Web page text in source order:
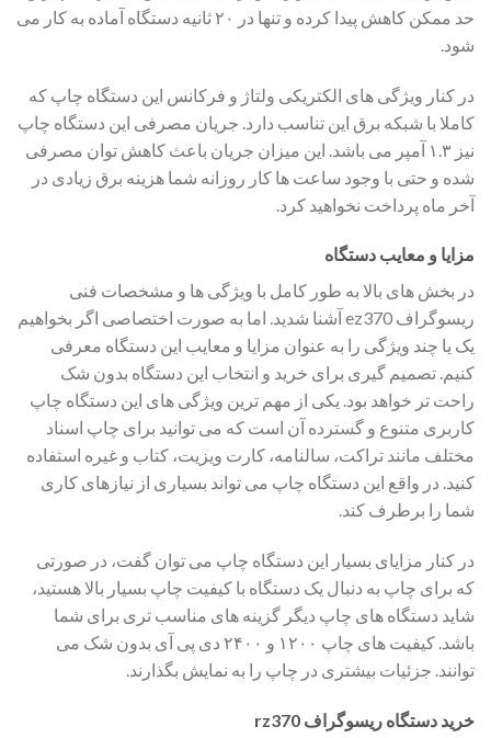
حد ممکن کاهش پیدا کرده و تنها در ۲۰ ثانیه دستگاه آماده به کار می
شود.
در کنار ویژگی های الکتریکی ولتاژ و فرکانس این دستگاه چاپ که
کاملا با شبکه برق این تناسب دارد. جریان مصرفی این دستگاه چاپ
نیز ۱.۳ آمپر می باشد. این میزان جریان باعث کاهش توان مصرفی
شده و حتی با وجود ساعت ها کار روزانه شما هزینه برق زیادی در
آخر ماه پرداخت نخواهید کرد.
مزایا و معایب دستگاه
در بخش های بالا به طور کامل با ویژگی ها و مشخصات فنی
ریسوگراف ez370 آشنا شدید. اما به صورت اختصاصی اگر بخواهیم
یک یا چند ویژگی را به عنوان مزایا و معایب این دستگاه معرفی
کنیم. تصمیم گیری برای خرید و انتخاب این دستگاه بدون شک
راحت تر خواهد بود. یکی از مهم ترین ویژگی های این دستگاه چاپ
کاربری متنوع و گسترده آن است که می توانید برای چاپ اسناد
مختلف مانند تراکت، سالنامه، کارت ویزیت، کتاب و غیره استفاده
کنید. در واقع این دستگاه چاپ می تواند بسیاری از نیازهای کاری
شما را برطرف کند.
در کنار مزایای بسیار این دستگاه چاپ می توان گفت، در صورتی
که برای چاپ به دنبال یک دستگاه با کیفیت چاپ بسیار بالا هستید،
شاید دستگاه های چاپ دیگر گزینه های مناسب تری برای شما
باشد. کیفیت های چاپ ۱۲۰۰ و ۲۴۰۰ دی پی آی بدون شک می
توانند. جزئیات بیشتری در چاپ را به نمایش بگذارند.
خرید دستگاه ریسوگراف rz370